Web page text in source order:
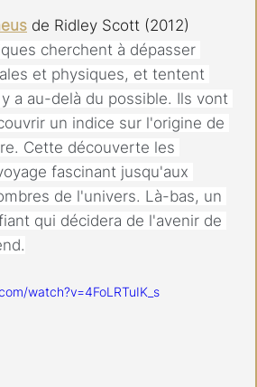
de Ridley Scott (2012)
cherchent à dépasser
et physiques, et tentent
a au-delà du possible. Ils vont
un indice sur l'origine de
Cette découverte les
fascinant jusqu'aux
de l'univers. Là-bas, un
qui décidera de l'avenir de
watch?v=4FoLRTuIK_s